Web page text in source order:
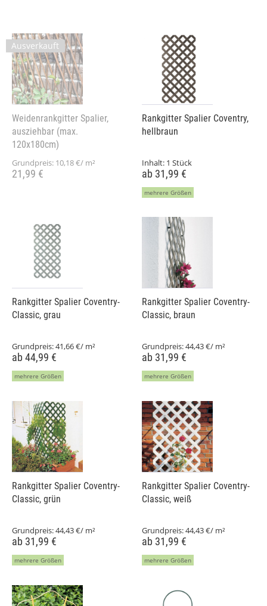
Ausverkauft
Weidenrankgitter Spalier,
ausziehbar (max.
120x180cm)
Grundpreis: 10,18 €/ m²
21,99 €
Rankgitter Spalier Coventry,
hellbraun
Inhalt: 1 Stück
ab 31,99 €
mehrere Größen
Rankgitter Spalier Coventry-
Classic, grau
Grundpreis:41,66 €/ m²
ab 44,99 €
mehrere Größen
Rankgitter Spalier Coventry-
Classic, braun
Grundpreis:44,43 €/ m²
ab 31,99 €
mehrere Größen
Rankgitter Spalier Coventry-
Classic, grün
Grundpreis:44,43 €/ m²
ab 31,99 €
mehrere Größen
Rankgitter Spalier Coventry-
Classic, weiß
Grundpreis:44,43 €/ m²
ab 31,99 €
mehrere Größen